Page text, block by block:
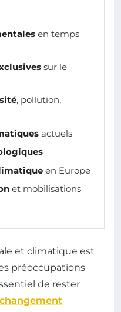
en temps
sur le
, pollution,
actuels
en Europe
et mobilisations
et climatique est
préoccupations
de rester
changement